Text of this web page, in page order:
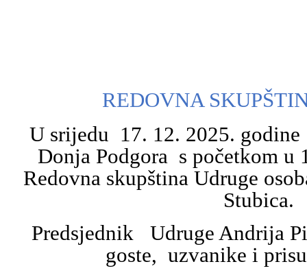
REDOVNA
U srijedu 17. 12. 2025.
Donja Podgora s početkom u
Redovna skupština Udruge
Stubica.
Predsjednik Udruge Andrija
goste, uzvanike i